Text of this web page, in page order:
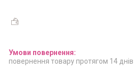
повернення товару протягом 14 днів